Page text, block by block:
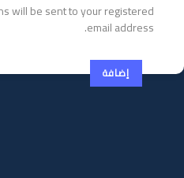
will be sent to your registered
email address.